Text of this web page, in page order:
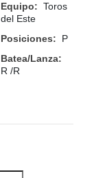
Equipo: Toros
del Este
Posiciones:
P
Batea/Lanza:
R /R